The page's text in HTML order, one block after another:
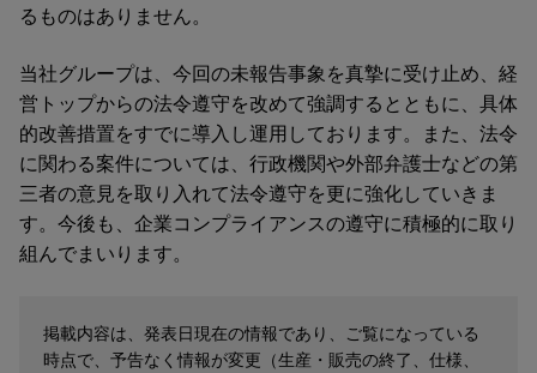
るものはありません。
当社グループは、今回の未報告事象を真摯に受け止め、経
営トップからの法令遵守を改めて強調するとともに、具体
的改善措置をすでに導入し運用しております。また、法令
に関わる案件については、行政機関や外部弁護士などの第
三者の意見を取り入れて法令遵守を更に強化していきま
す。今後も、企業コンプライアンスの遵守に積極的に取り
組んでまいります。
掲載内容は、発表日現在の情報であり、ご覧になっている
時点で、予告なく情報が変更（生産・販売の終了、仕様、